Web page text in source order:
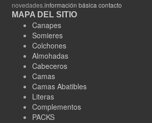
novedades.información básica contacto
MAPA DEL SITIO
Canapes
Somieres
Colchones
Almohadas
Cabeceros
Camas
Camas Abatibles
Literas
Complementos
PACKS